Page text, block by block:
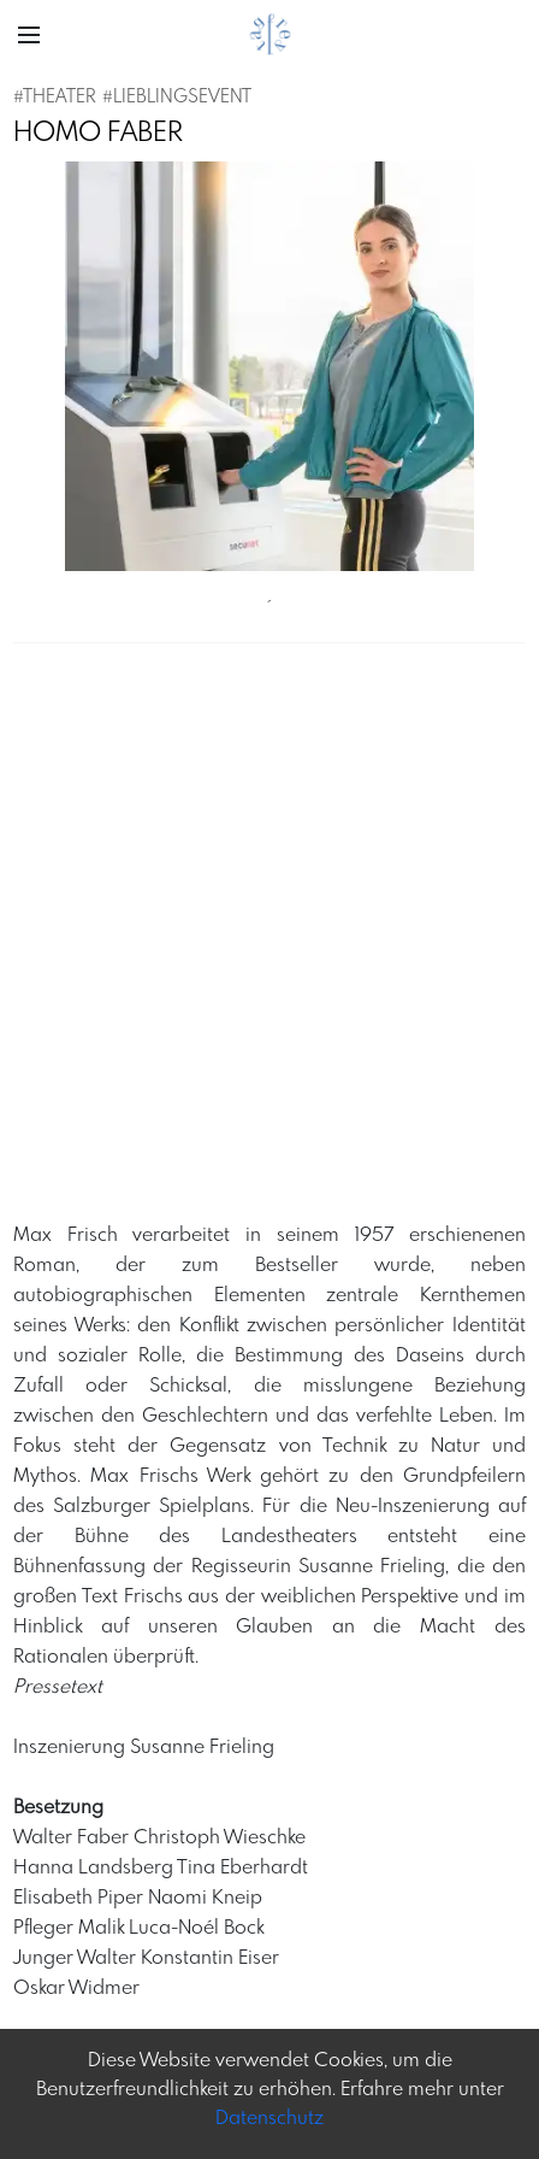
# THEATER #LIEBLINGSEVENT
HOMO FABER
Previous Next
´
Max Frisch verarbeitet in seinem 1957 erschienenen
Roman, der zum Bestseller wurde, neben
autobiographischen Elementen zentrale Kernthemen
seines Werks: den Konflikt zwischen persönlicher Identität
und sozialer Rolle, die Bestimmung des Daseins durch
Zufall oder Schicksal, die misslungene Beziehung
zwischen den Geschlechtern und das verfehlte Leben. Im
Fokus steht der Gegensatz von Technik zu Natur und
Mythos. Max Frischs Werk gehört zu den Grundpfeilern
des Salzburger Spielplans. Für die Neu-Inszenierung auf
der Bühne des Landestheaters entsteht eine
Bühnenfassung der Regisseurin Susanne Frieling, die den
großen Text Frischs aus der weiblichen Perspektive und im
Hinblick auf unseren Glauben an die Macht des
Rationalen überprüft.
Pressetext
Inszenierung Susanne Frieling
Besetzung
Walter Faber Christoph Wieschke
Hanna Landsberg Tina Eberhardt
Elisabeth Piper Naomi Kneip
Pfleger Malik Luca-Noél Bock
Junger Walter Konstantin Eiser
Oskar Widmer
Diese Website verwendet Cookies, um die
Benutzerfreundlichkeit zu erhöhen. Erfahre mehr unter
Datenschutz